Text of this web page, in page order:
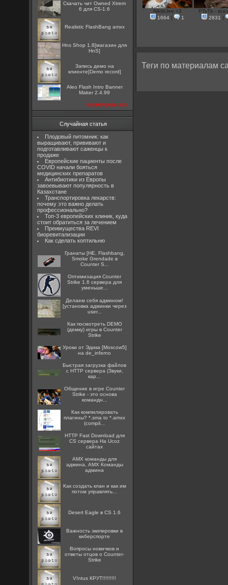
Скачать чит Owned Xtrem
6 для CS-1.6
Realistic FlashBang amxx
Hns Shop 1.8[магазин для
HnS]
Запись демо на
клиенте[Demo record]
Aleo Flash Intro Banner
Maker 2.4.99
посмотреть все
Случайная статья
Плодовый питомник: как
выращивают, прививают и
подготавливают саженцы к
продаже
Европейские пациенты после
COVID начали бояться
медицинских препаратов
Антибиотики из Европы
завоевывают популярность в
Казахстане
Транспортировка лекарств:
почему это важно делать
профессионально?
Топ-3 европейских клиник, куда
стоит обратиться за лечением
Преимущества REVI
биоревитализации
Как сделать коптильню
Гранаты [HE, Flashbang,
Smoke Grendade в
Counter S...
Оптимизация Counter
Strike 1.6 сервера для
уменьше...
Делаем себя админом!
[установка админки через
user...
Как посмотреть DEMO
(демку) игры в Counter
Strike
Уроки от Эдика [Moscow5]
на de_inferno
Быстрая загрузка файлов
с HTTP сервера (Звуки,
кар...
Общение в игре Counter
Strike - это основа
командн...
Как компилировать
плагины? *.sma to *.amxx
(compil...
HTTP Fast Download для
CS сервера На Ucoz
сайтах
AMX команды для
админа, AMX Команды
админа
Как создать клан и как им
потом управлять...
Desert Eagle в CS 1.6
Важность экипировки в
киберспорте
Вопросы новичков и
ответы отцов о Counter-
Strike
V!ntus КРУТ!!!!!!!!!
NikitkJee <3
1664 | 1
PTyTb -
2831
|
Теги по материалам